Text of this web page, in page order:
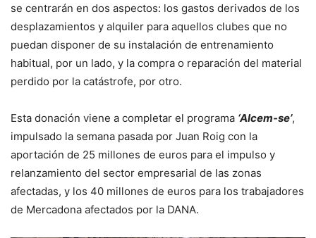
se centrarán en dos aspectos: los gastos derivados de los
desplazamientos y alquiler para aquellos clubes que no
puedan disponer de su instalación de entrenamiento
habitual, por un lado, y la compra o reparación del material
perdido por la catástrofe, por otro.
Esta donación viene a completar el programa ‘Alcem-se’,
impulsado la semana pasada por Juan Roig con la
aportación de 25 millones de euros para el impulso y
relanzamiento del sector empresarial de las zonas
afectadas, y los 40 millones de euros para los trabajadores
de Mercadona afectados por la DANA.